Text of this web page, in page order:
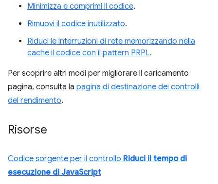
Minimizza e comprimi il codice.
Rimuovi il codice inutilizzato.
Riduci le interruzioni di rete memorizzando nella
cache il codice con il pattern PRPL.
Per scoprire altri modi per migliorare il caricamento
pagina, consulta la pagina di destinazione dei controlli
del rendimento.
Risorse
Codice sorgente per il controllo Riduci il tempo di
esecuzione di JavaScript